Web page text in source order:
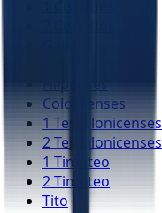
Colossenses
1 Tessalonicenses
2 Tessalonicenses
1 Timóteo
2 Timóteo
Tito